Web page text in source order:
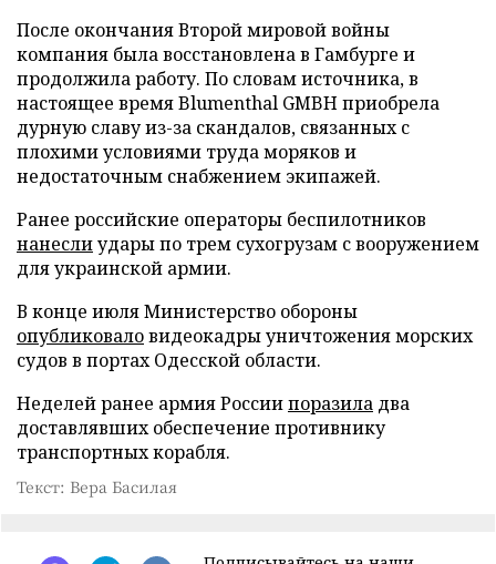
После окончания Второй мировой войны
компания была восстановлена в Гамбурге и
продолжила работу. По словам источника, в
настоящее время Blumenthal GMBH приобрела
дурную славу из-за скандалов, связанных с
плохими условиями труда моряков и
недостаточным снабжением экипажей.
Ранее российские операторы беспилотников
нанеслиудары по трем сухогрузам с вооружением
для украинской армии.
В конце июля Министерство обороны
опубликоваловидеокадры уничтожения морских
судов в портах Одесской области.
Неделей ранее армия Россиипоразила два
доставлявших обеспечение противнику
транспортных корабля.
Текст: Вера Басилая